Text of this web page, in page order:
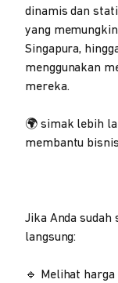
dinamis dan
yang
Singapura,
menggunakan
mereka.
🌍 simak lebih
membantu
Jika Anda sudah
langsung:
🔹 Melihat